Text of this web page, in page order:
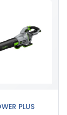
PLUS